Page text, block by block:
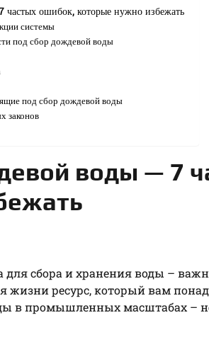
ошибок, которые нужно избежать
системы
под сбор дождевой воды
под сбор дождевой воды
законов
воды — 7
для сбора и хранения воды –
жизни ресурс, который вам
в промышленных масштабах –